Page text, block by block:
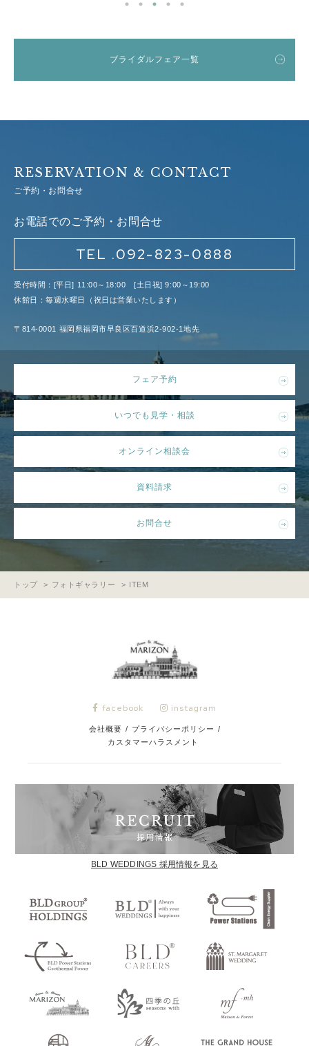
ブライダルフェア一覧
RESERVATION & CONTACT
ご予約・お問合せ
フェア予約
いつでも見学・相談
オンライン相談会
資料請求
お問合せ
お電話でのご予約・お問合せ
TEL .092-823-0888
受付時間：[平日] 11:00～18:00 [土日祝] 9:00～19:00
休館日：毎週水曜日（祝日は営業いたします）
〒814-0001 福岡県福岡市早良区百道浜2-902-1地先
トップ フォトギャラリー ITEM
facebook instagram
会社概要 / プライバシーポリシー /
カスタマーハラスメント
BLD WEDDINGS 採用情報を見る